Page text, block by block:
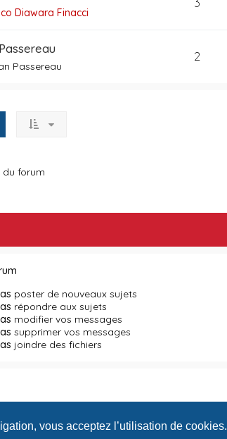
vous acceptez l’utilisation de cookies.
Diawara Finacci
Passereau
2
du forum
poster de nouveaux sujets
répondre aux sujets
modifier vos messages
supprimer vos messages
joindre des fichiers